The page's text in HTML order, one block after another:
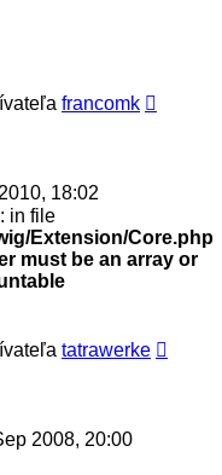
francomk
18:02
: in file
Extension/Core.php
must be an array or
tatrawerke
2008, 20:00